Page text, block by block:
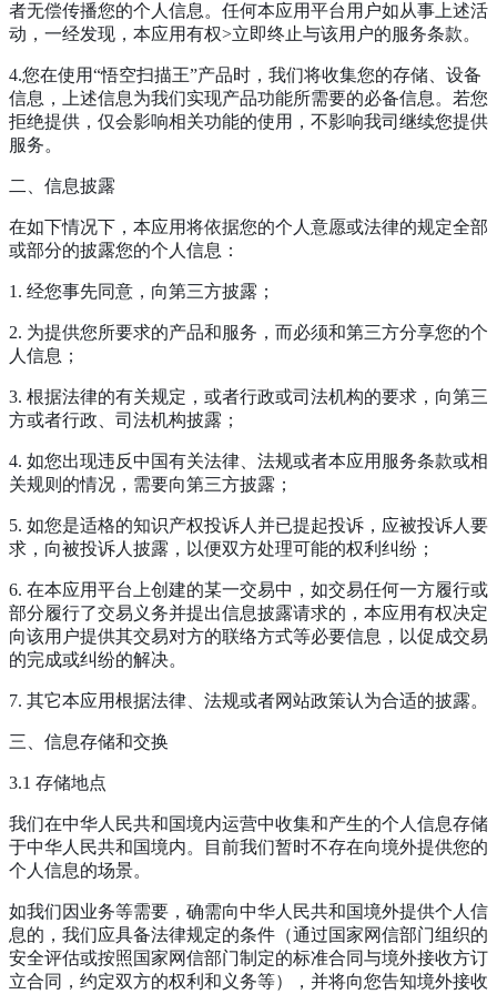
者无偿传播您的个人信息。任何本应用平台用户如从事上述活
动，一经发现，本应用有权>立即终止与该用户的服务条款。
4.您在使用“悟空扫描王”产品时，我们将收集您的存储、设备
信息，上述信息为我们实现产品功能所需要的必备信息。若您
拒绝提供，仅会影响相关功能的使用，不影响我司继续您提供
服务。
二、信息披露
在如下情况下，本应用将依据您的个人意愿或法律的规定全部
或部分的披露您的个人信息：
1. 经您事先同意，向第三方披露；
2. 为提供您所要求的产品和服务，而必须和第三方分享您的个
人信息；
3. 根据法律的有关规定，或者行政或司法机构的要求，向第三
方或者行政、司法机构披露；
4. 如您出现违反中国有关法律、法规或者本应用服务条款或相
关规则的情况，需要向第三方披露；
5. 如您是适格的知识产权投诉人并已提起投诉，应被投诉人要
求，向被投诉人披露，以便双方处理可能的权利纠纷；
6. 在本应用平台上创建的某一交易中，如交易任何一方履行或
部分履行了交易义务并提出信息披露请求的，本应用有权决定
向该用户提供其交易对方的联络方式等必要信息，以促成交易
的完成或纠纷的解决。
7. 其它本应用根据法律、法规或者网站政策认为合适的披露。
三、信息存储和交换
3.1 存储地点
我们在中华人民共和国境内运营中收集和产生的个人信息存储
于中华人民共和国境内。目前我们暂时不存在向境外提供您的
个人信息的场景。
如我们因业务等需要，确需向中华人民共和国境外提供个人信
息的，我们应具备法律规定的条件（通过国家网信部门组织的
安全评估或按照国家网信部门制定的标准合同与境外接收方订
立合同，约定双方的权利和义务等），并将向您告知境外接收